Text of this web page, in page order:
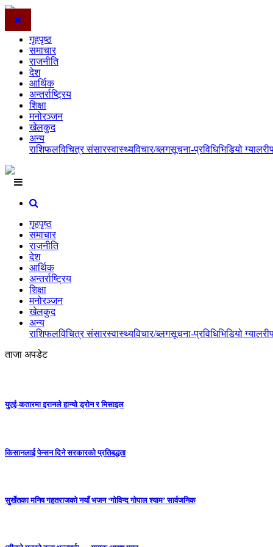
गृहपृष्ठ
समाचार
राजनीति
देश
आर्थिक
अन्तर्राष्ट्रिय
शिक्षा
मनोरञ्जन
खेलकुद
अन्य
राशिफलविचित्र संसारस्वास्थ्यविचार/ब्लगसूचना-प्रविधिभिडियो ग्यालरी
गृहपृष्ठ
समाचार
राजनीति
देश
आर्थिक
अन्तर्राष्ट्रिय
शिक्षा
मनोरञ्जन
खेलकुद
अन्य
राशिफलविचित्र संसारस्वास्थ्यविचार/ब्लगसूचना-प्रविधिभिडियो ग्यालरी
ताजा अपडेट
युएई-कतारमा इरानले हान्यो ड्रोन र मिसाइल
किसानलाई पेन्सन दिने सरकारको प्रतिबद्धता
सुर्खेतका मनिष गहतराजको नयाँ भजन ‘गोविन्द गोपाल श्याम’ सार्वजनिक